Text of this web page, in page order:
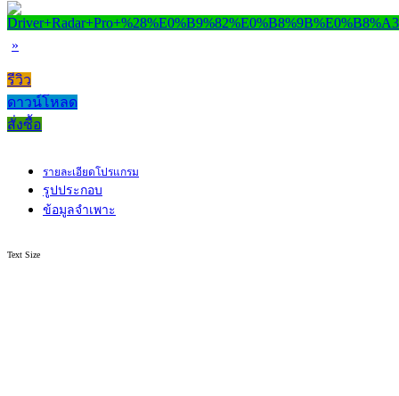
»
รีวิว
ดาวน์โหลด
สั่งซื้อ
รายละเอียดโปรแกรม
รูปประกอบ
ข้อมูลจำเพาะ
Text Size